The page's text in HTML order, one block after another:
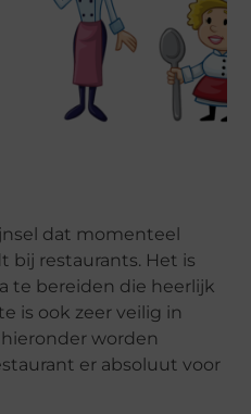
dat momenteel
bij restaurants. Het is
te bereiden die heerlijk
is ook zeer veilig in
worden
er absoluut voor